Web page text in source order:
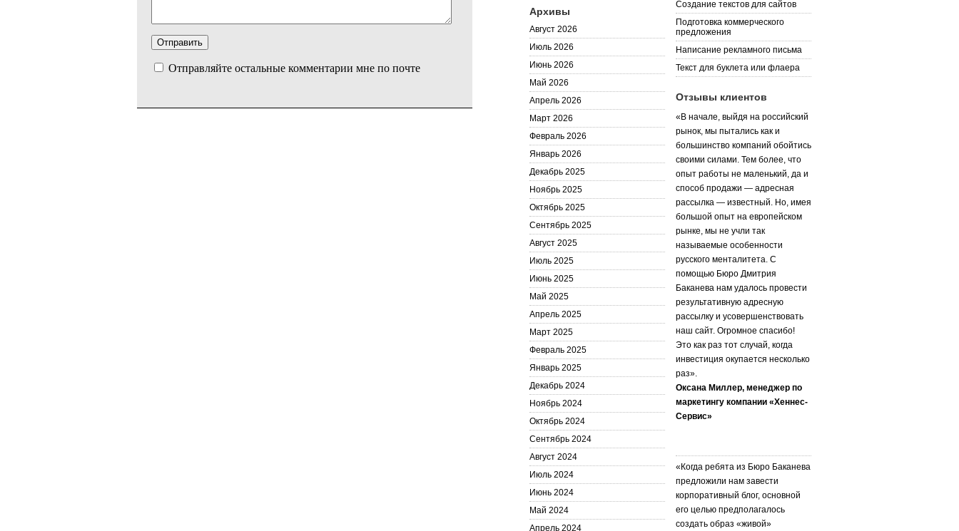
Отправляйте остальные комментарии мне по почте
Архивы
Август 2026
Июль 2026
Июнь 2026
Май 2026
Апрель 2026
Март 2026
Февраль 2026
Январь 2026
Декабрь 2025
Ноябрь 2025
Октябрь 2025
Сентябрь 2025
Август 2025
Июль 2025
Июнь 2025
Май 2025
Апрель 2025
Март 2025
Февраль 2025
Январь 2025
Декабрь 2024
Ноябрь 2024
Октябрь 2024
Сентябрь 2024
Август 2024
Июль 2024
Июнь 2024
Май 2024
Апрель 2024
Создание текстов для сайтов
Подготовка коммерческого
предложения
Написание рекламного письма
Текст для буклета или флаера
Отзывы клиентов
«В начале, выйдя на российский
рынок, мы пытались как и
большинство компаний обойтись
своими силами. Тем более, что
опыт работы не маленький, да и
способ продажи — адресная
рассылка — известный. Но, имея
большой опыт на европейском
рынке, мы не учли так
называемые особенности
русского менталитета. С
помощью Бюро Дмитрия
Баканева нам удалось провести
результативную адресную
рассылку и усовершенствовать
наш сайт. Огромное спасибо!
Это как раз тот случай, когда
инвестиция окупается несколько
раз».
Оксана Миллер, менеджер по
маркетингу компании «Хеннес-
Сервис»
«Когда ребята из Бюро Баканева
предложили нам завести
корпоративный блог, основной
его целью предполагалось
создать образ «живой»